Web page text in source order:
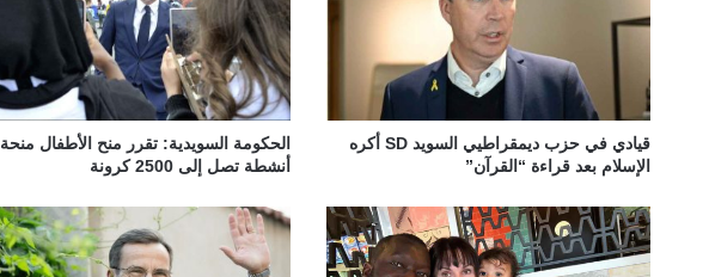
قيادي في حزب ديمقراطيي السويد SD أكره
الإسلام بعد قراءة “القرآن”
الحكومة السويدية: تقرر منح الأطفال منحة
أنشطة تصل إلى 2500 كرونة